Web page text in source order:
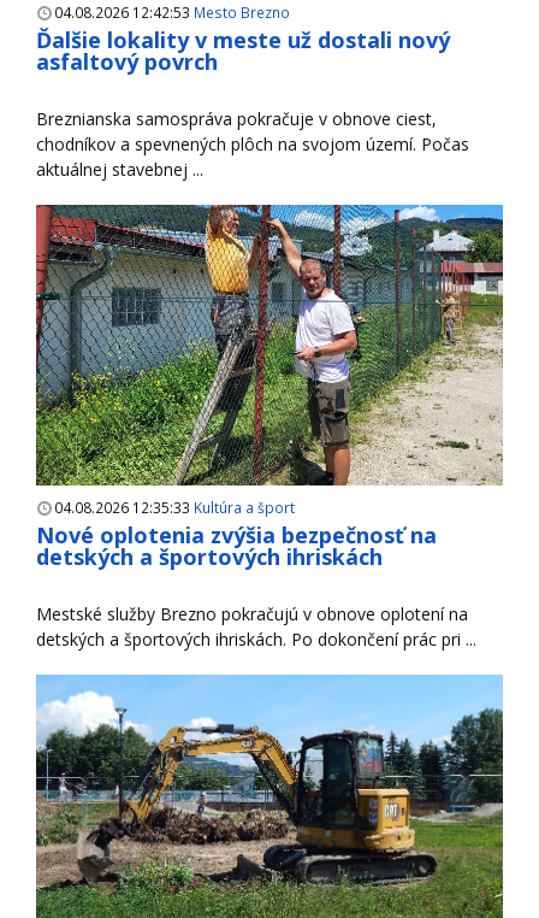
04.08.2026 12:42:53 Mesto Brezno
Ďalšie lokality v meste už dostali nový
asfaltový povrch
Breznianska samospráva pokračuje v obnove ciest,
chodníkov a spevnených plôch na svojom území. Počas
aktuálnej stavebnej ...
04.08.2026 12:35:33 Kultúra a šport
Nové oplotenia zvýšia bezpečnosť na
detských a športových ihriskách
Mestské služby Brezno pokračujú v obnove oplotení na
detských a športových ihriskách. Po dokončení prác pri ...